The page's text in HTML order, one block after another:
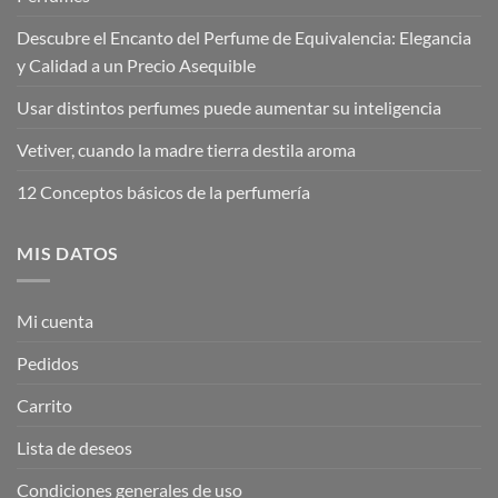
Descubre el Encanto del Perfume de Equivalencia: Elegancia
y Calidad a un Precio Asequible
Usar distintos perfumes puede aumentar su inteligencia
Vetiver, cuando la madre tierra destila aroma
12 Conceptos básicos de la perfumería
MIS DATOS
Mi cuenta
Pedidos
Carrito
Lista de deseos
Condiciones generales de uso